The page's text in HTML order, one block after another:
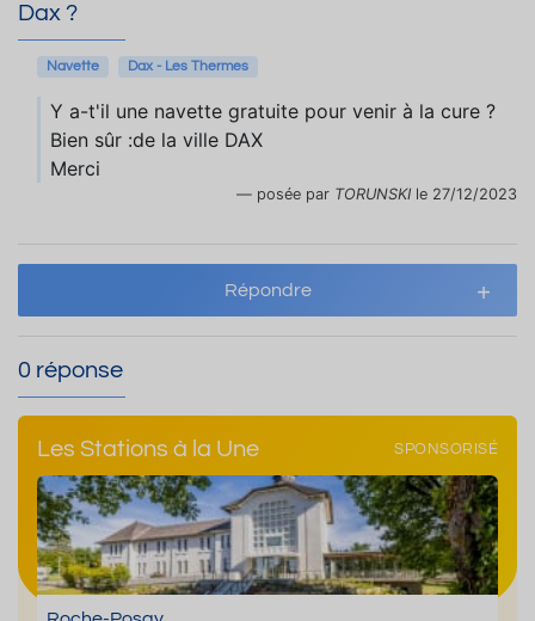
Dax ?
Navette Dax - Les Thermes
Y a-t'il une navette gratuite pour venir à la cure ?
Bien sûr :de la ville DAX
Merci
posée par TORUNSKI le 27/12/2023
Répondre
0 réponse
Les Stations à la Une SPONSORISÉ